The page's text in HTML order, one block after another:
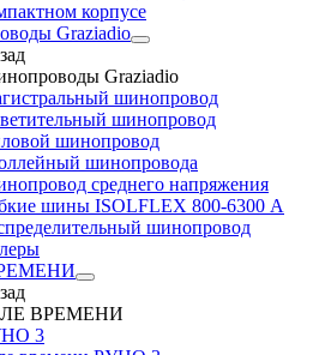
корпусе
Graziadio
Graziadio
шинопровод
шинопровод
шинопровод
шинопровода
среднего напряжения
шины ISOLFLEX 800-6300 А
шинопровод
ВРЕМЕНИ
3